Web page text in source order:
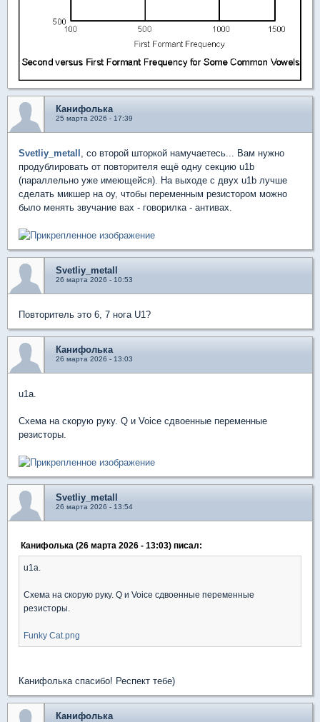
Канифолька
25 марта 2026 - 17:39
Svetliy_metall
, со второй шторкой намучаетесь... Вам нужно
продублировать от повторителя ещё одну секцию u1b
(параллельно уже имеющейся). На выходе с двух u1b лучше
сделать микшер на оу, чтобы переменным резистором можно
было менять звучание вах - говорилка - антивах.
Svetliy_metall
26 марта 2026 - 10:53
Повторитель это 6, 7 нога U1?
Канифолька
26 марта 2026 - 13:03
u1a.
Схема на скорую руку. Q и Voice сдвоенные переменные
резисторы.
Svetliy_metall
26 марта 2026 - 13:54
Канифолька (26 марта 2026 - 13:03) писал:
u1a.
Схема на скорую руку. Q и Voice сдвоенные переменные
резисторы.
Funky Cat.png
Канифолька спасибо! Респект тебе)
Канифолька